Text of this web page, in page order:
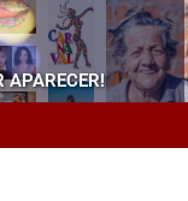
APARECER!